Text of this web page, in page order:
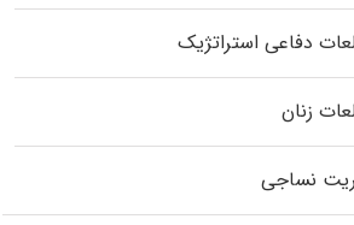
دفاعی استراتژیک
زنان
نساجی